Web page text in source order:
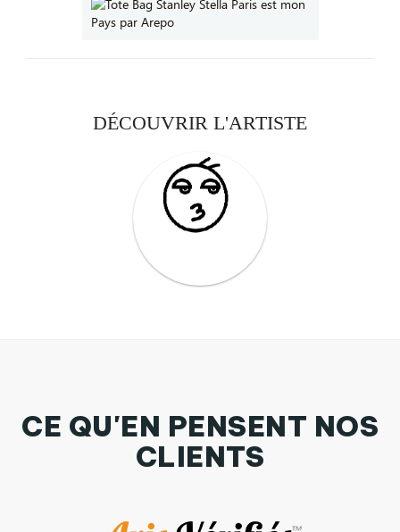
DÉCOUVRIR L'ARTISTE
CE QU'EN PENSENT NOS
CLIENTS